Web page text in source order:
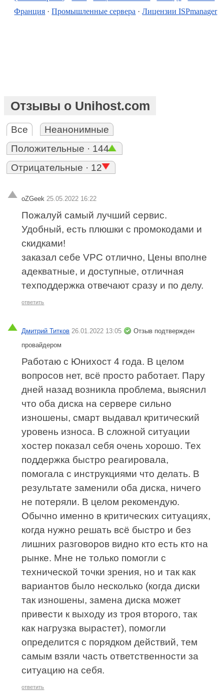
Франция ·Промышленные сервера ·Лицензии ISPmanager
Отзывы о Unihost.com
Все
Неанонимные
Положительные · 144
Отрицательные · 12
oZGeek 25.05.2022 16:22
Пожалуй самый лучший сервис.
Удобный, есть плюшки с промокодами и
скидками!
заказал себе VPC отлично, Цены вполне
адекватные, и доступные, отличная
техподдержка отвечают сразу и по делу.
ответить
Дмитрий Титков 26.01.2022 13:05
Отзыв подтвержден
провайдером
Работаю с Юнихост 4 года. В целом
вопросов нет, всё просто работает. Пару
дней назад возникла проблема, выяснил
что оба диска на сервере сильно
изношены, смарт выдавал критический
уровень износа. В сложной ситуации
хостер показал себя очень хорошо. Тех
поддержка быстро реагировала,
помогала с инструкциями что делать. В
результате заменили оба диска, ничего
не потеряли. В целом рекомендую.
Обычно именно в критических ситуациях,
когда нужно решать всё быстро и без
лишних разговоров видно кто есть кто на
рынке. Мне не только помогли с
технической точки зрения, но и так как
вариантов было несколько (когда диски
так изношены, замена диска может
привести к выходу из троя второго, так
как нагрузка вырастет), помогли
определится с порядком действий, тем
самым взяли часть ответственности за
ситуацию на себя.
ответить